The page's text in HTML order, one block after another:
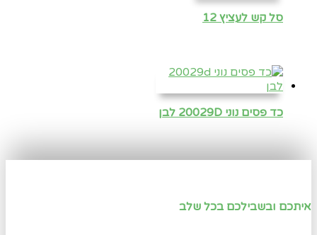
סל קש לעציץ 12
כד פסים נוני 20029D לבן
איתכם ובשבילכם בכל שלב